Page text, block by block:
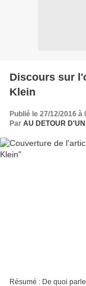
Discours sur
Klein
Publié le 27/12/2016 à
Par AU DETOUR
Résumé : De quoi